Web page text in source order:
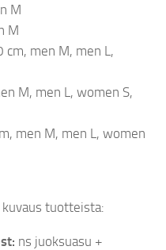
M
M
men M, men L,
M, men L, women S,
men M, men L, women
tuotteista:
ns juoksuasu +